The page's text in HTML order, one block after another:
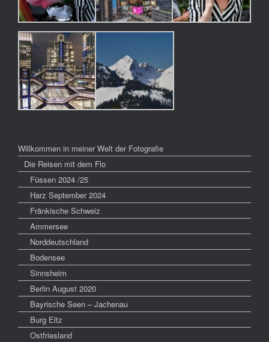
Willkommen in meiner Welt der Fotografie
Die Reisen mit dem Flo
Füssen 2024 /25
Harz September 2024
Fränkische Schweiz
Ammersee
Norddeutschland
Bodensee
Sinnsheim
Berlin August 2020
Bayrische Seen – Jachenau
Burg Eltz
Ostfriesland